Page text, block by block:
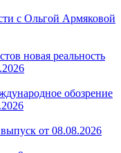
с Ольгой Армяковой
новая реальность
обозрение
от 08.08.2026